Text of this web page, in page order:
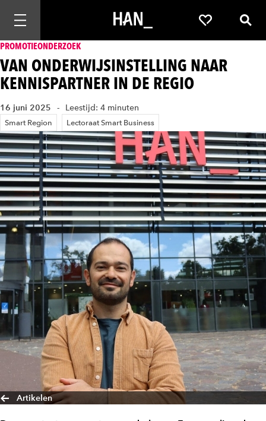
Mobiele navigatie openen Favorieten
PROMOTIEONDERZOEK
VAN ONDERWIJSINSTELLING NAAR
KENNISPARTNER IN DE REGIO
16 juni 2025 Leestijd: 4 minuten
Smart Region Lectoraat Smart Business
Artikelen